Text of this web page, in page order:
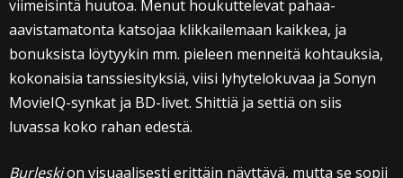
viimeisintä huutoa. Menut houkuttelevat pahaa-
aavistamatonta katsojaa klikkailemaan kaikkea, ja
bonuksista löytyykin mm. pieleen menneitä kohtauksia,
kokonaisia tanssiesityksiä, viisi lyhytelokuvaa ja Sonyn
MovieIQ-synkat ja BD-livet. Shittiä ja settiä on siis
luvassa koko rahan edestä.
Burleskion visuaalisesti erittäin näyttävä, mutta se sopii